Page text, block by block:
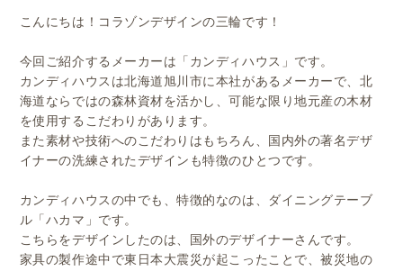
こんにちは！コラゾンデザインの三輪です！
今回ご紹介するメーカーは「カンディハウス」です。
カンディハウスは北海道旭川市に本社があるメーカーで、北
海道ならではの森林資材を活かし、可能な限り地元産の木材
を使用するこだわりがあります。
また素材や技術へのこだわりはもちろん、国内外の著名デザ
イナーの洗練されたデザインも特徴のひとつです。
カンディハウスの中でも、特徴的なのは、ダイニングテーブ
ル「ハカマ」です。
こちらをデザインしたのは、国外のデザイナーさんです。
家具の製作途中で東日本大震災が起こったことで、被災地の